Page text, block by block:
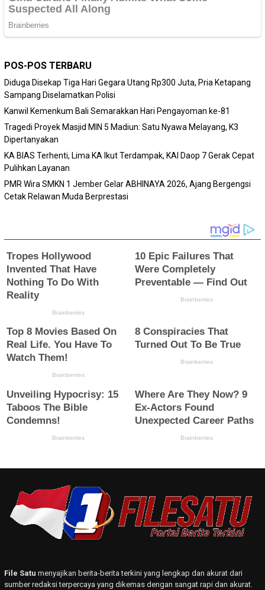
POS-POS TERBARU
Diduga Disekap Tiga Hari Gegara Utang Rp300 Juta, Pria Ketapang
Sampang Diselamatkan Polisi
Kanwil Kemenkum Bali Semarakkan Hari Pengayoman ke-81
Tragedi Proyek Masjid MIN 5 Madiun: Satu Nyawa Melayang, K3
Dipertanyakan
KA BIAS Terhenti, Lima KA Ikut Terdampak, KAI Daop 7 Gerak Cepat
Pulihkan Layanan
PMR Wira SMKN 1 Jember Gelar ABHINAYA 2026, Ajang Bergengsi
Cetak Relawan Muda Berprestasi
File Satu menyajikan berita-berita terkini yang lengkap dan akurat dari
sumber redaksi terpercaya yang dikemas dengan sangat rapi dan akurat.